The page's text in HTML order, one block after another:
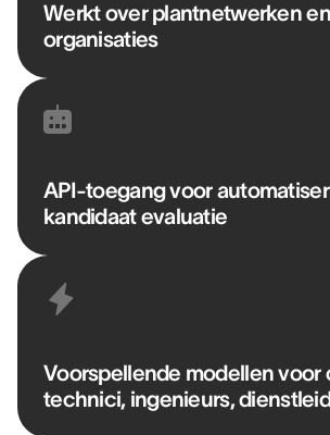
Werkt over plantnetwerken
organisaties
API-toegang voor
kandidaat evaluatie
Voorspellende modellen voor
technici, ingenieurs,